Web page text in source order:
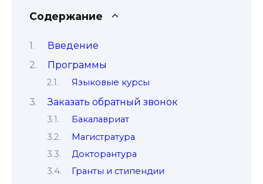
Содержание
Введение
Программы
Языковые курсы
Заказать обратный звонок
Бакалавриат
Магистратура
Докторантура
Гранты и стипендии